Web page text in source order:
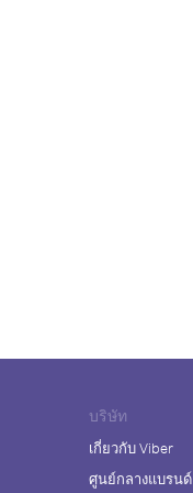
บริษัท
เกี่ยวกับ Viber
ศูนย์กลางแบรนด์